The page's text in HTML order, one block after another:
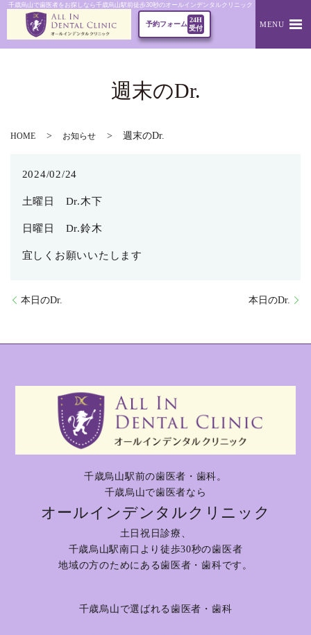
千歳烏山で歯医者をお探しなら千歳烏山駅前徒歩30秒のオールインデンタルクリニック｜週末のDr.
予約フォーム
24H
受付
MENU
週末のDr.
HOME お知らせ 週末のDr.
2024/02/24
土曜日 Dr.木下
日曜日 Dr.鈴木
宜しくお願いいたします
本日のDr. 本日のDr.
千歳烏山駅前の歯医者・歯科。
千歳烏山で歯医者なら
オールインデンタルクリニック
土日祝日診療、
千歳烏山駅南口より徒歩30秒の歯医者
地域の方のためにある歯医者・歯科です。
千歳烏山で選ばれる歯医者・歯科